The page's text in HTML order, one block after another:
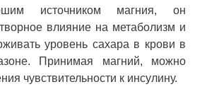
источником магния, он
влияние на метаболизм и
уровень сахара в крови в
Принимая магний, можно
чувствительности к инсулину.